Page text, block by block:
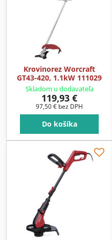
Krovinorez Worcraft
GT43-420, 1.1kW 111029
Skladom u dodavateľa
119,93 €
97,50 € bez DPH
Do košíka